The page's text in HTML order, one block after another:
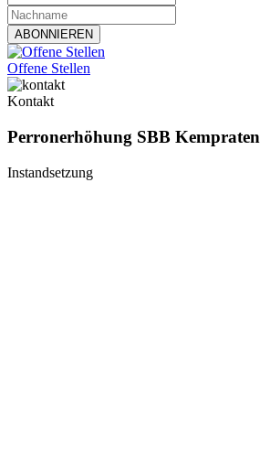
Offene Stellen
Kontakt
Perronerhöhung SBB Kempraten
Instandsetzung